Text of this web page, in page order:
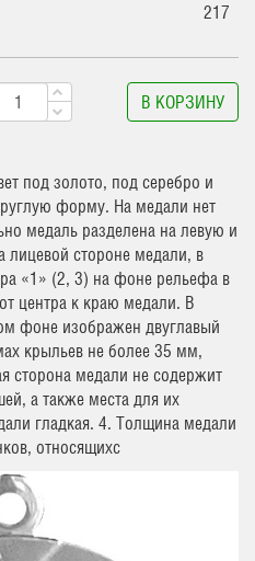
217
В КОРЗИНУ
под золото, под серебро и
форму. На медали нет
медаль разделена на левую и
стороне медали, в
«1» (2, 3) на фоне рельефа в
центра к краю медали. В
фоне изображен двуглавый
крыльев не более 35 мм,
сторона медали не содержит
а также места для их
гладкая. 4. Толщина медали
относящихс